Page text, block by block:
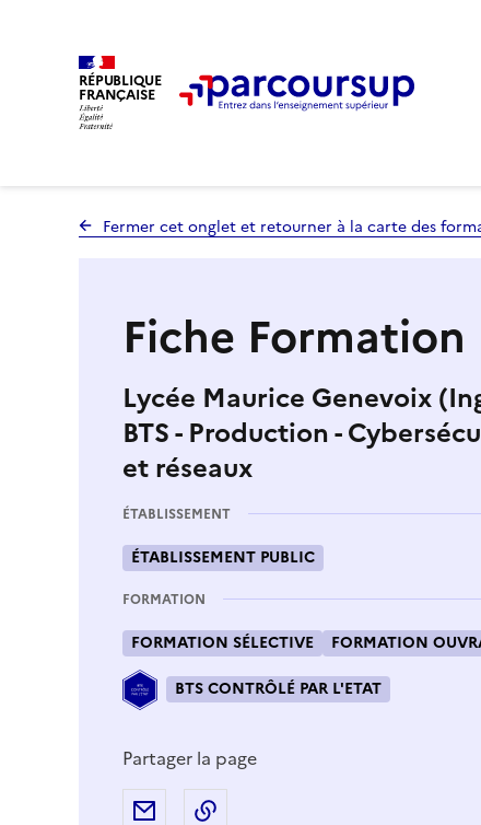
RÉPUBLIQUE
FRANÇAISE
Fermer cet onglet et retourner à la carte des
Fiche Formation
Lycée Maurice Genevoix
BTS - Production -
et réseaux
ÉTABLISSEMENT
ÉTABLISSEMENT PUBLIC
FORMATION
FORMATION SÉLECTIVE FORMATION
BTS CONTRÔLÉ PAR L'ETAT
Partager la page
Partager par e-mail